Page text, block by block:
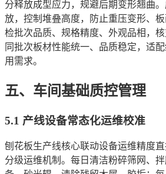
分释放成型应力，规避后期变形翘曲
放，控制堆叠高度，防止重压变形、
检批次品质、规格精度、外观品相，
同批次板材性能统一、品质稳定，适
用需求。
五、车间基础质控管理
5.1 产线设备常态化运维校准
刨花板生产线核心联动设备运维精度
分级运维机制。每日清洁粉碎筛网、